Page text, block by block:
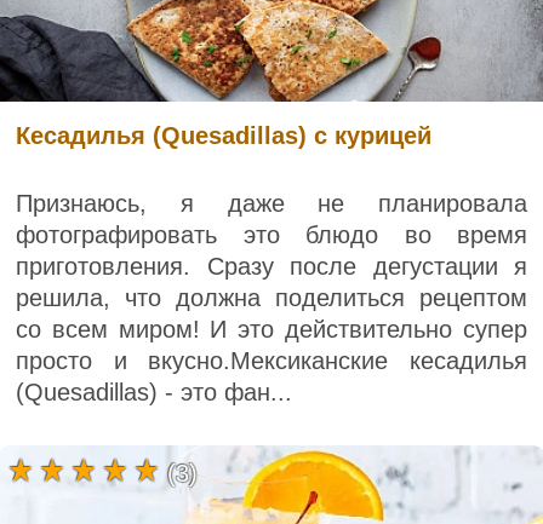
Кесадилья (Quesadillas) с курицей
Признаюсь, я даже не планировала
фотографировать это блюдо во время
приготовления. Сразу после дегустации я
решила, что должна поделиться рецептом
со всем миром! И это действительно супер
просто и вкусно.Мексиканские кесадилья
(Quesadillas) - это фан...
(3)